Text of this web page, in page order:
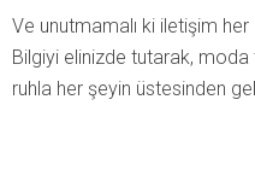
Ve unutmamalı ki iletişim
Bilgiyi elinizde tutarak,
ruhla her şeyin üstesinden